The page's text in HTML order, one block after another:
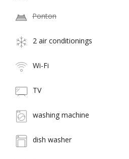
Ponton
2 air conditionings
Wi-Fi
TV
washing machine
dish washer